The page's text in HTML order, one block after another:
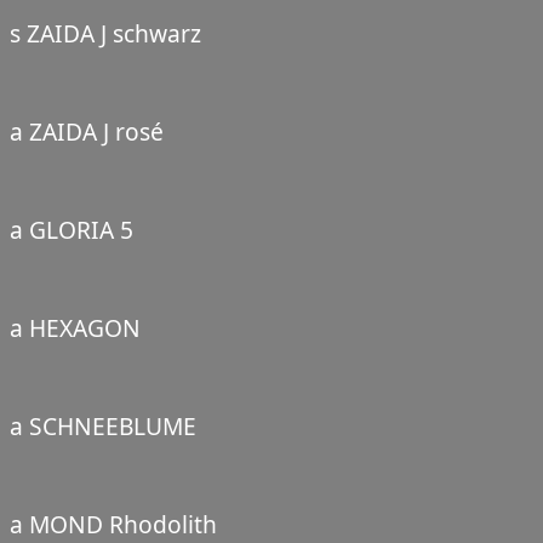
s ZAIDA J schwarz
a ZAIDA J rosé
a GLORIA 5
a HEXAGON
a SCHNEEBLUME
a MOND Rhodolith